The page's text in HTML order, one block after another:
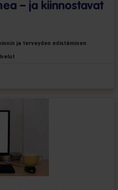
– ja kiinnostavat
ja terveyden edistäminen